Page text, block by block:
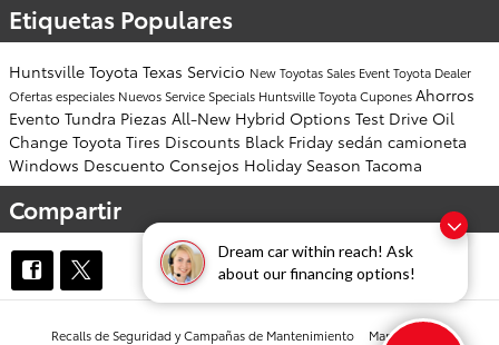
Dream car within reach! Ask
about our financing options!
Etiquetas Populares
Huntsville Toyota Texas Servicio New Toyotas Sales EventToyota Dealer
Ofertas especiales Nuevos Service Specials Huntsville ToyotaCuponesAhorros
Evento Tundra Piezas All-New Hybrid Options Test Drive Oil
Change Toyota Tires Discounts Black Friday sedán camioneta
Windows Descuento Consejos Holiday Season Tacoma
Compartir
Recalls de Seguridad y Campañas de Mantenimiento
Mapa del sitio